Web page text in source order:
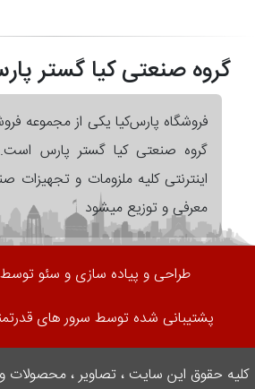
گروه صنعتی کیا گستر
فروشگاه پارس‌کیا یکی از مجموعه
گروه صنعتی کیا گستر پارس است.
اینترنتی کلیه ملزومات و تجهیزات
معرفی و توزیع میشود
طراحی و پیاده سازی و سئو توسط
پشتیبانی شده توسط سرور های
کلیه حقوق این سایت ، تصاویر ، محصولات